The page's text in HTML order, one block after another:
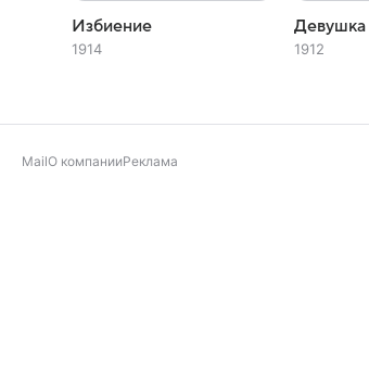
Избиение
1914
Девушка
1912
MailО компанииРеклама